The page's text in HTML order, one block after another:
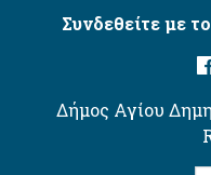
Συνδεθείτε με
Δήμος Αγίου